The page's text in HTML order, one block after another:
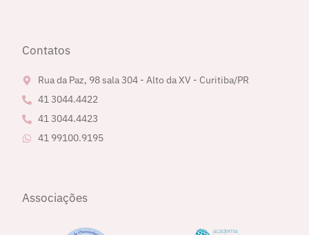
Contatos
Rua da Paz, 98 sala 304 - Alto da XV - Curitiba/PR
41 3044.4422
41 3044.4423
41 99100.9195
Associações